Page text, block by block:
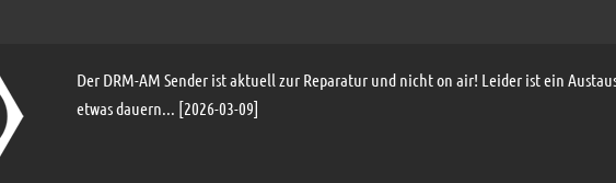
Der DRM-AM Sender ist aktuell zur Reparatur und nicht on air! Leider ist ein
etwas dauern... [2026-03-09]